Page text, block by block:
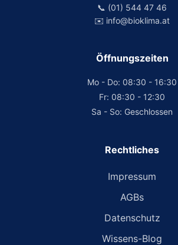
📞 (01) 544 47 46
✉️ info@bioklima.at
Öffnungszeiten
Mo - Do: 08:30 - 16:30
Fr: 08:30 - 12:30
Sa - So: Geschlossen
Rechtliches
Impressum
AGBs
Datenschutz
Wissens-Blog